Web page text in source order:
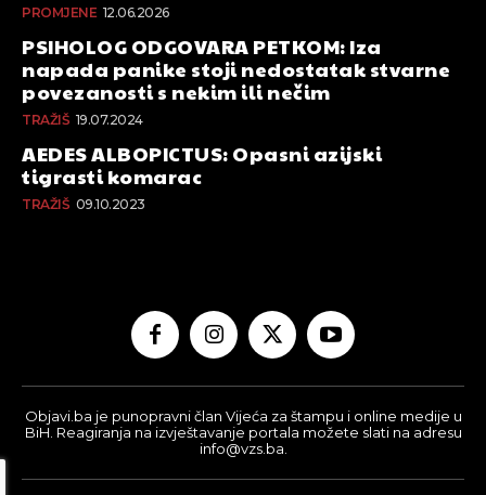
PROMJENE 12.06.2026
PSIHOLOG ODGOVARA PETKOM: Iza
napada panike stoji nedostatak stvarne
povezanosti s nekim ili nečim
TRAŽIŠ 19.07.2024
AEDES ALBOPICTUS: Opasni azijski
tigrasti komarac
TRAŽIŠ 09.10.2023
Objavi.ba je punopravni član Vijeća za štampu i online medije u
BiH. Reagiranja na izvještavanje portala možete slati na adresu
info@vzs.ba.